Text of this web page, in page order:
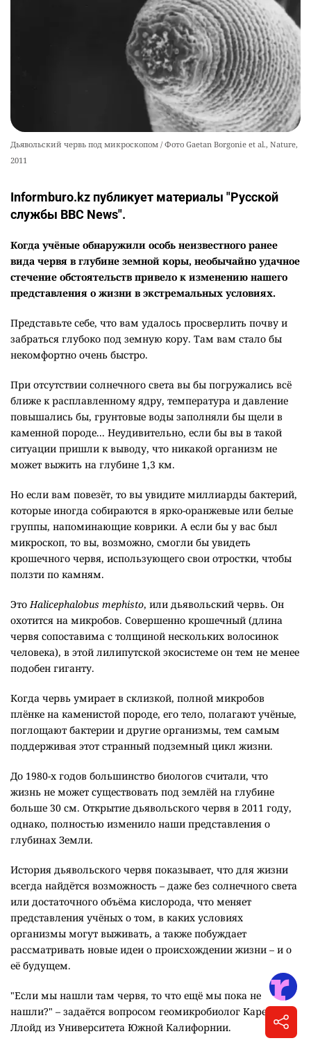
Дьявольский червь под микроскопом / Фото Gaetan Borgonie et al., Nature,
2011
Informburo.kz публикует материалы "Русской
службы BBC News".
Когда учёные обнаружили особь неизвестного ранее
вида червя в глубине земной коры, необычайно удачное
стечение обстоятельств привело к изменению нашего
представления о жизни в экстремальных условиях.
Представьте себе, что вам удалось просверлить почву и
забраться глубоко под земную кору. Там вам стало бы
некомфортно очень быстро.
При отсутствии солнечного света вы бы погружались всё
ближе к расплавленному ядру, температура и давление
повышались бы, грунтовые воды заполняли бы щели в
каменной породе... Неудивительно, если бы вы в такой
ситуации пришли к выводу, что никакой организм не
может выжить на глубине 1,3 км.
Но если вам повезёт, то вы увидите миллиарды бактерий,
которые иногда собираются в ярко-оранжевые или белые
группы, напоминающие коврики. А если бы у вас был
микроскоп, то вы, возможно, смогли бы увидеть
крошечного червя, использующего свои отростки, чтобы
ползти по камням.
Это Halicephalobus mephisto, или дьявольский червь. Он
охотится на микробов. Совершенно крошечный (длина
червя сопоставима с толщиной нескольких волосинок
человека), в этой лилипутской экосистеме он тем не менее
подобен гиганту.
Когда червь умирает в склизкой, полной микробов
плёнке на каменистой породе, его тело, полагают учёные,
поглощают бактерии и другие организмы, тем самым
поддерживая этот странный подземный цикл жизни.
До 1980-х годов большинство биологов считали, что
жизнь не может существовать под землёй на глубине
больше 30 см. Открытие дьявольского червя в 2011 году,
однако, полностью изменило наши представления о
глубинах Земли.
История дьявольского червя показывает, что для жизни
всегда найдётся возможность – даже без солнечного света
или достаточного объёма кислорода, что меняет
представления учёных о том, в каких условиях
организмы могут выживать, а также побуждает
рассматривать новые идеи о происхождении жизни – и о
её будущем.
"Если мы нашли там червя, то что ещё мы пока не
нашли?" – задаётся вопросом геомикробиолог Карен
Ллойд из Университета Южной Калифорнии.